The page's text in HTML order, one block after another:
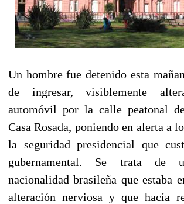
Un hombre fue detenido esta
de ingresar, visiblemente
automóvil por la calle peatonal
Casa Rosada, poniendo en alerta a
la seguridad presidencial que
gubernamental. Se trata de
nacionalidad brasileña que estaba
alteración nerviosa y que hacía